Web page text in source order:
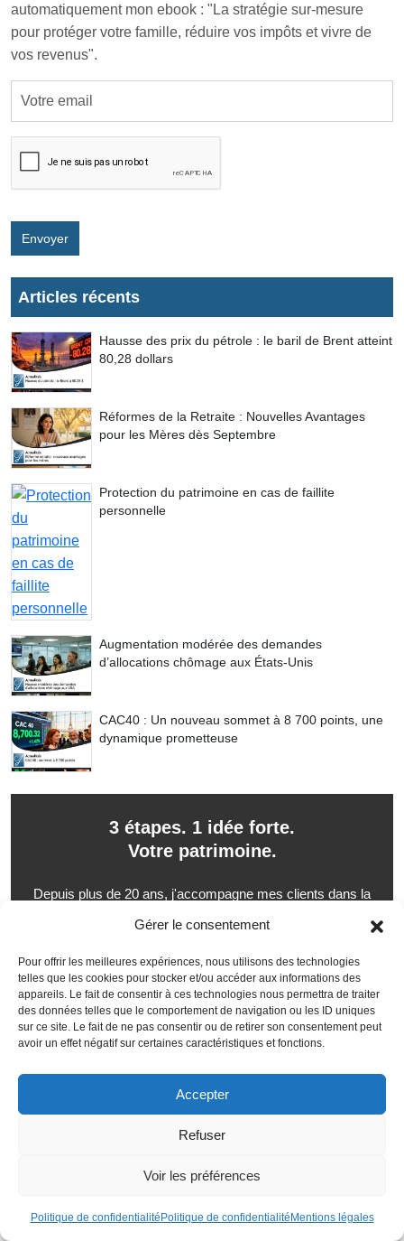
Gérer le consentement
Pour offrir les meilleures expériences, nous utilisons des technologies
telles que les cookies pour stocker et/ou accéder aux informations des
appareils. Le fait de consentir à ces technologies nous permettra de traiter
des données telles que le comportement de navigation ou les ID uniques
sur ce site. Le fait de ne pas consentir ou de retirer son consentement peut
avoir un effet négatif sur certaines caractéristiques et fonctions.
Accepter
Refuser
Voir les préférences
Politique de confidentialité Politique de confidentialité Mentions légales
automatiquement mon ebook : "La stratégie sur-mesure
pour protéger votre famille, réduire vos impôts et vivre de
vos revenus".
Envoyer
Articles récents
Hausse des prix du pétrole : le baril de Brent atteint
80,28 dollars
Réformes de la Retraite : Nouvelles Avantages
pour les Mères dès Septembre
Protection du patrimoine en cas de faillite
personnelle
Augmentation modérée des demandes
d’allocations chômage aux États-Unis
CAC40 : Un nouveau sommet à 8 700 points, une
dynamique prometteuse
3 étapes. 1 idée forte.
Votre patrimoine.
Depuis plus de 20 ans, j'accompagne mes clients dans la
Construire,ProtégeretTransmettrevotre patrimoine
en toute sérénité.
Diagnostic patrimonial
Ces articles pourraient
vous intéresser